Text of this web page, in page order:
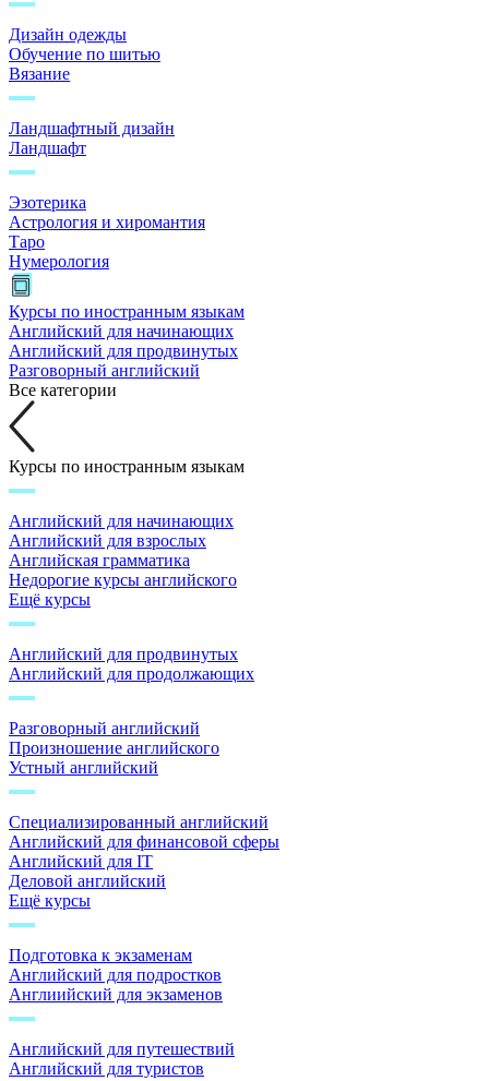
Дизайн одежды
Обучение по шитью
Вязание
Ландшафтный дизайн
Ландшафт
Эзотерика
Астрология и хиромантия
Таро
Нумерология
Курсы по иностранным языкам
Английский для начинающих
Английский для продвинутых
Разговорный английский
Все категории
Курсы по иностранным языкам
Английский для начинающих
Английский для взрослых
Английская грамматика
Недорогие курсы английского
Ещё курсы
Английский для продвинутых
Английский для продолжающих
Разговорный английский
Произношение английского
Устный английский
Специализированный английский
Английский для финансовой сферы
Английский для IT
Деловой английский
Ещё курсы
Подготовка к экзаменам
Английский для подростков
Англиийский для экзаменов
Английский для путешествий
Английский для туристов